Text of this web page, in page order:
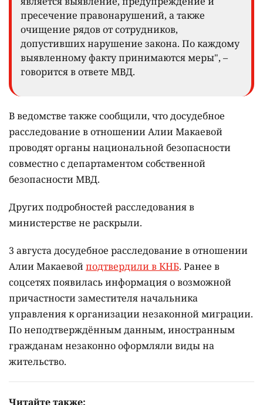
пресечение правонарушений, а также
очищение рядов от сотрудников,
допустивших нарушение закона. По каждому
выявленному факту принимаются меры", –
говорится в ответе МВД.
В ведомстве также сообщили, что досудебное
расследование в отношении Алии Макаевой
проводят органы национальной безопасности
совместно с департаментом собственной
безопасности МВД.
Других подробностей расследования в
министерстве не раскрыли.
3 августа досудебное расследование в отношении
Алии Макаевойподтвердили в КНБ. Ранее в
соцсетях появилась информация о возможной
причастности заместителя начальника
управления к организации незаконной миграции.
По неподтверждённым данным, иностранным
гражданам незаконно оформляли виды на
жительство.
Читайте также: